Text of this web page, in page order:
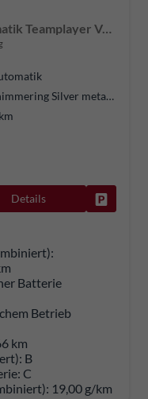
2.0-l-VVT-i 223PS PHEV Automatik Teamplayer Voll-LED elektr. Heckklappe Sitzheizung Lenkradheizung Klimaautomatik Navi Bluetooth wireless Apple CarPlay + Android Auto ACC PDC v+h Rückf.Kamera 18"LM vollelektr. Reichweite 66KM
Shimmering Silver metallic
Details
Batterie
Betrieb
km
B
C
19,00 g/km